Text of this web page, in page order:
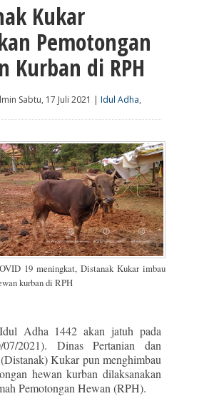
Kukar
Pemotongan
Kurban di RPH
Sabtu, 17 Juli 2021 | Idul Adha,
19 meningkat, Distanak Kukar imbau
kurban di RPH
Adha 1442 akan jatuh pada
07/2021). Dinas Pertanian dan
Kukar pun menghimbau
hewan kurban dilaksanakan
Pemotongan Hewan (RPH).